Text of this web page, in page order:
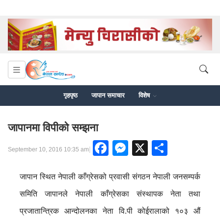
गृहपृष्ठ जापान समाचार विशेष
जापानमा विपीको सम्झना
September 10, 2016 10:35 am| Facebook
Messenger
X
जापान स्थित नेपाली काँग्रेसको प्रवासी संगठन नेपाली जनसम्पर्क
समिति जापानले नेपाली काँग्रेसका संस्थापक नेता तथा
प्रजातान्त्रिक आन्दोलनका नेता वि.पी कोईरालाको १०३ औं